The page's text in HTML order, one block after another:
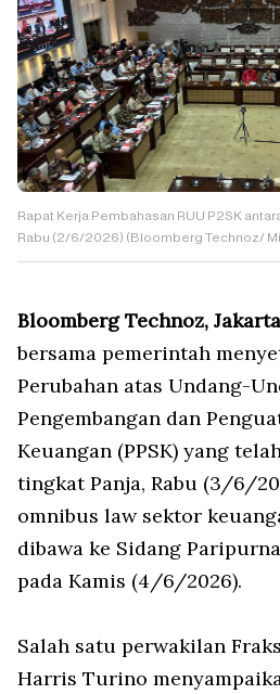
Rapat Kerja Pembahasan RUU P2SK
Rabu (2/6/2026) (Bloomberg Technoz/
Bloomberg Technoz, Jakarta
bersama pemerintah
Perubahan atas Undang-
Pengembangan dan
Keuangan (PPSK) yang
tingkat Panja, Rabu (3/6/
omnibus law sektor
dibawa ke Sidang
pada Kamis (4/6/2026).
Salah satu perwakilan
Harris Turino